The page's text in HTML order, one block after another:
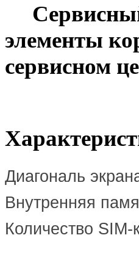
Сервисный
элементы
сервисном
Диагональ
Внутренняя
Количество